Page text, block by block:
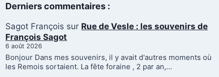
Derniers commentaires :
Sagot François sur Rue de Vesle : les souvenirs de
François Sagot
6 août 2026
Bonjour Dans mes souvenirs, il y avait d'autres moments où
les Remois sortaient. La fête foraine , 2 par an,…